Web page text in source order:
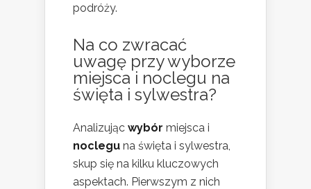
podróży.
Na co zwracać
uwagę przy wyborze
miejsca i noclegu na
święta i sylwestra?
Analizując wybór miejsca i
noclegu na święta i sylwestra,
skup się na kilku kluczowych
aspektach. Pierwszym z nich